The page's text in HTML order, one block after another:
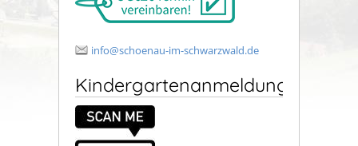
info@schoenau-im-schwarzwald.de
Kindergartenanmeldung